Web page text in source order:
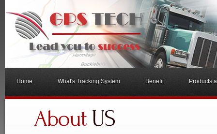
Home What's Tracking System Benefit Products